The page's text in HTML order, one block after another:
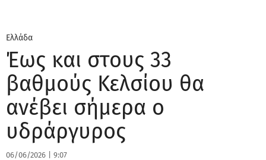
Ελλάδα
Έως και στους 33
βαθμούς Κελσίου θα
ανέβει σήμερα ο
υδράργυρος
06/06/2026 9:07